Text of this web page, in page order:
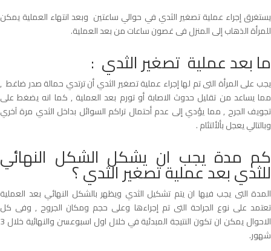
يستغرق إجراء عملية تصغير الثدي في حوالي ساعتين وبعد انتهاء العملية يمكن
للمرأة الذهاب إلى المنزل فى غصون ساعات من بعد العملية.
ما بعد عملية تصغير الثدي :
يجب على المرأة التى تم لها إجراء عملية تصغير الثدي أن ترتدي حمالة صدر ضاغط ,
مما يساعد من تقليل حدوث الاصابة أو تورم بعد العملية , كما انه يضغط على
تجويف الجرح , مما يؤدي إلى عدم أحتمال تراكم السوائل بداخل الثدي مرة آخري
وبالتالي يعجل بألألتئام .
كم مدة يجب ان يشكل الشكل النهائي
للثدي بعد عملية تصغير الثدي ؟
المدة التى يجب فيها ان يتم تشكيل الثدي ويظهر بالشكل النهائي بعد العملية
تعتمد على نوع الجراحة التى تم إجراءها وعلى حجم ومكان الجروح , وفى كل
الاحوال يمكن ان تكون النتيجة المبدئية في خلال اول اسبوعسن والنهائية خلال 3
شهور.